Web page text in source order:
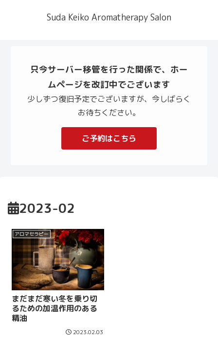
Suda Keiko Aromatherapy Salon
只今サーバー移管を行った関係で、ホー
ムページを改訂中でございます
少しずつ復旧予定でございますが、今しばらく
お待ちください。
ご予約はこちら
2023-02
アロマセラピー
まだまだ寒い冬を乗り切
るための加温作用のある
精油
2023.02.03